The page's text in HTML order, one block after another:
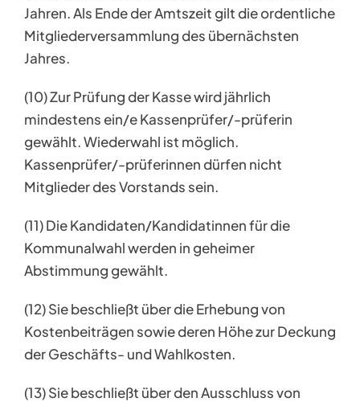
Jahren. Als Ende der Amtszeit gilt die ordentliche
Mitgliederversammlung des übernächsten
Jahres.
(10) Zur Prüfung der Kasse wird jährlich
mindestens ein/e Kassenprüfer/-prüferin
gewählt. Wiederwahl ist möglich.
Kassenprüfer/-prüferinnen dürfen nicht
Mitglieder des Vorstands sein.
(11) Die Kandidaten/Kandidatinnen für die
Kommunalwahl werden in geheimer
Abstimmung gewählt.
(12) Sie beschließt über die Erhebung von
Kostenbeiträgen sowie deren Höhe zur Deckung
der Geschäfts- und Wahlkosten.
(13) Sie beschließt über den Ausschluss von